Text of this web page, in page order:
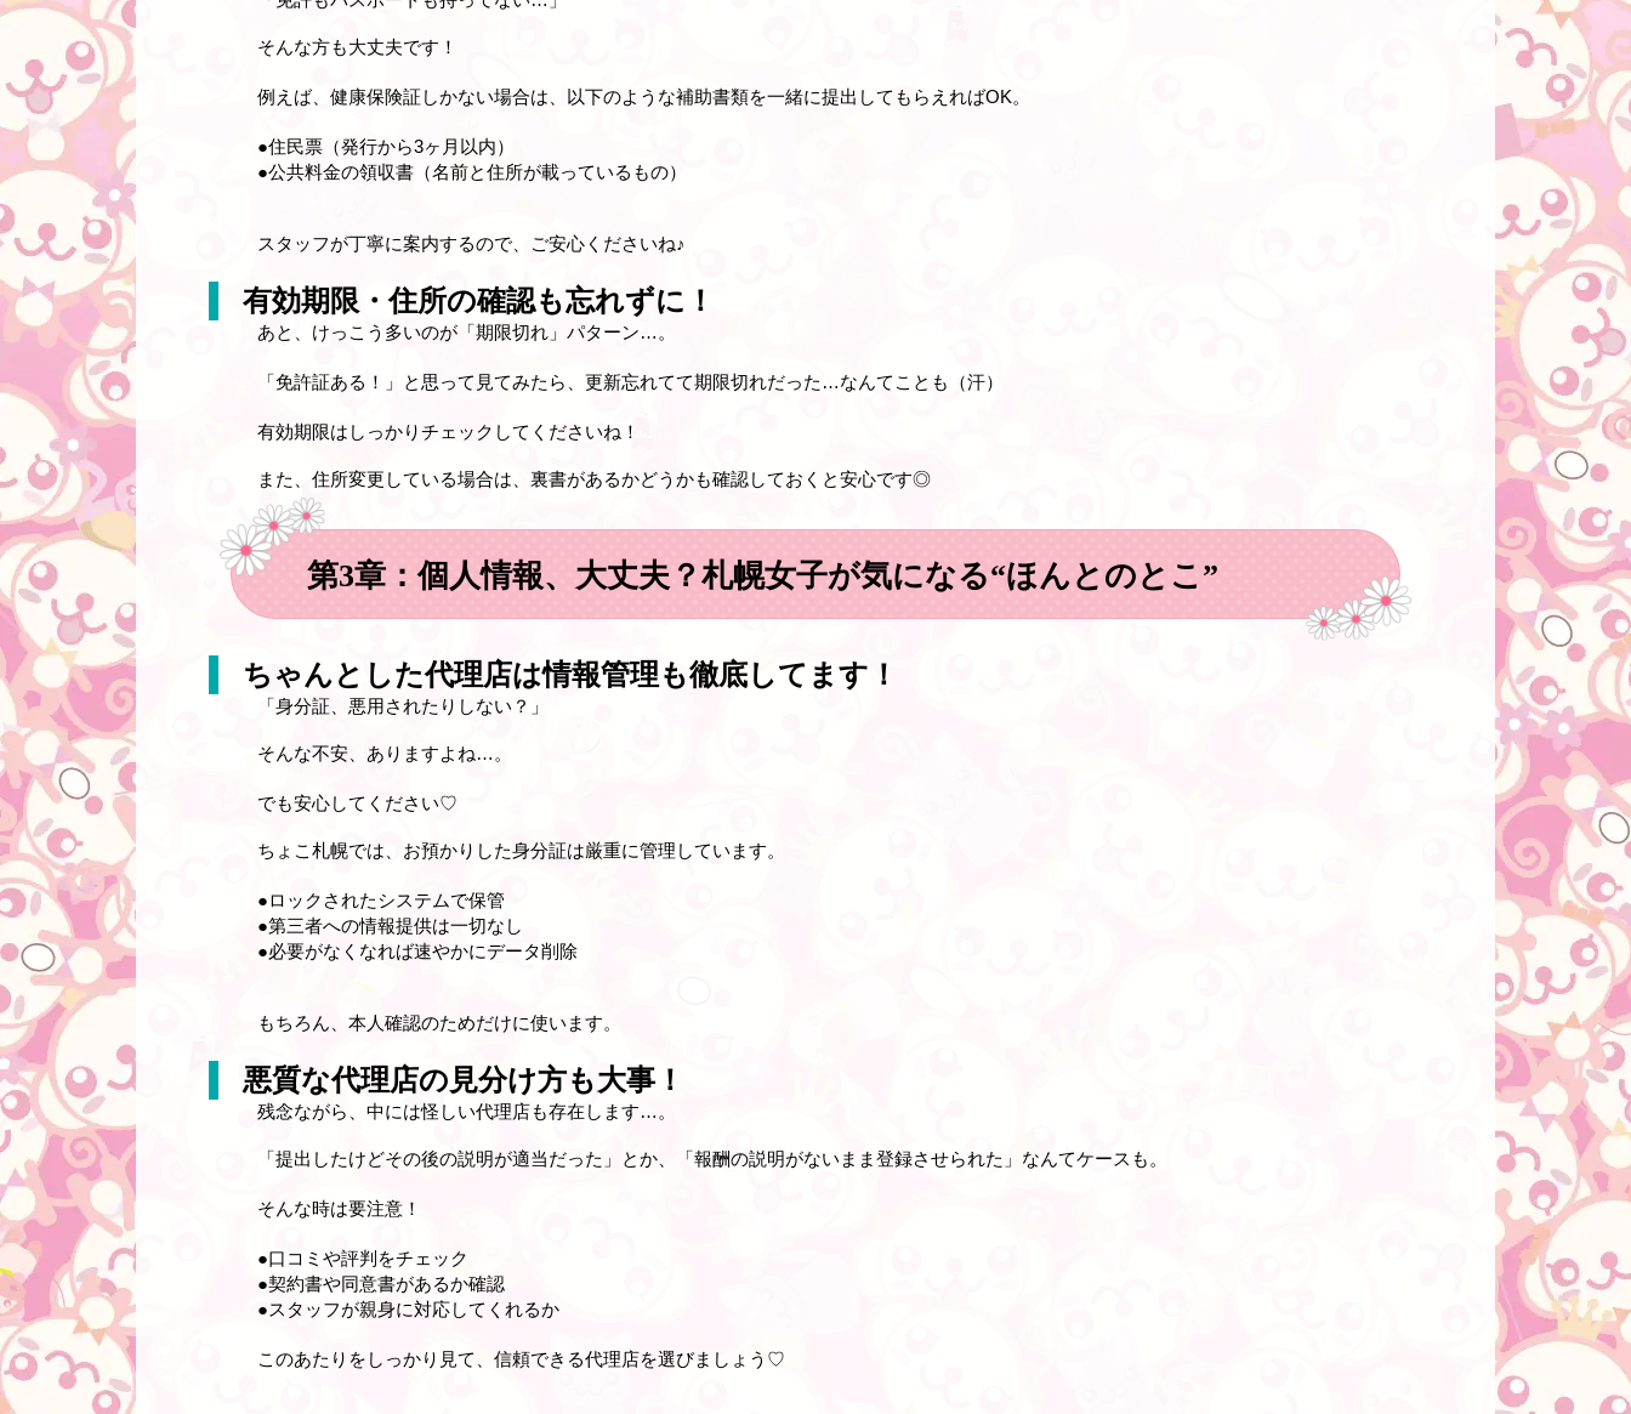
そんな方も大丈夫です！
例えば、健康保険証しかない場合は、以下のような補助書類を一緒に提出してもらえればOK。
●住民票（発行から3ヶ月以内）
●公共料金の領収書（名前と住所が載っているもの）
スタッフが丁寧に案内するので、ご安心くださいね♪
有効期限・住所の確認も忘れずに！
あと、けっこう多いのが「期限切れ」パターン…。
「免許証ある！」と思って見てみたら、更新忘れてて期限切れだった…なんてことも（汗）
有効期限はしっかりチェックしてくださいね！
また、住所変更している場合は、裏書があるかどうかも確認しておくと安心です◎
第3章：個人情報、大丈夫？札幌女子が気になる“ほんとのとこ”
ちゃんとした代理店は情報管理も徹底してます！
「身分証、悪用されたりしない？」
そんな不安、ありますよね…。
でも安心してください♡
ちょこ札幌では、 お預かりした身分証は厳重に管理 しています。
●ロックされたシステムで保管
●第三者への情報提供は一切なし
●必要がなくなれば速やかにデータ削除
もちろん、 本人確認のためだけに使います。
悪質な代理店の見分け方も大事！
残念ながら、中には怪しい代理店も存在します…。
「提出したけどその後の説明が適当だった」とか、「報酬の説明がないまま登録させられた」なんてケースも。
そんな時は要注意！
●口コミや評判をチェック
●契約書や同意書があるか確認
●スタッフが親身に対応してくれるか
このあたりをしっかり見て、信頼できる代理店を選びましょう♡